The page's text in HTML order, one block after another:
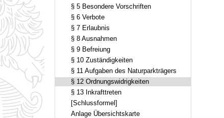
§ 5 Besondere Vorschriften
§ 6 Verbote
§ 7 Erlaubnis
§ 8 Ausnahmen
§ 9 Befreiung
§ 10 Zuständigkeiten
§ 11 Aufgaben des Naturparkträgers
§ 12 Ordnungswidrigkeiten
§ 13 Inkrafttreten
[Schlussformel]
Anlage Übersichtskarte